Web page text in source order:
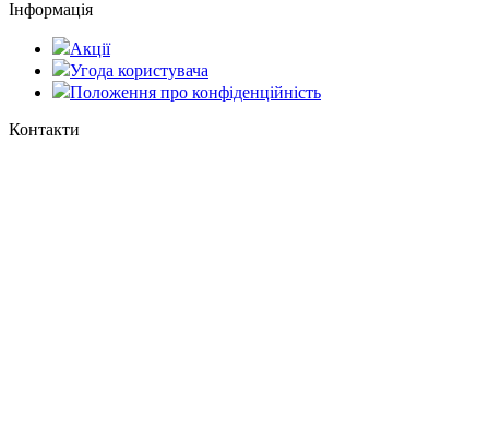
Інформація
Акції
Угода користувача
Положення про конфіденційність
Контакти